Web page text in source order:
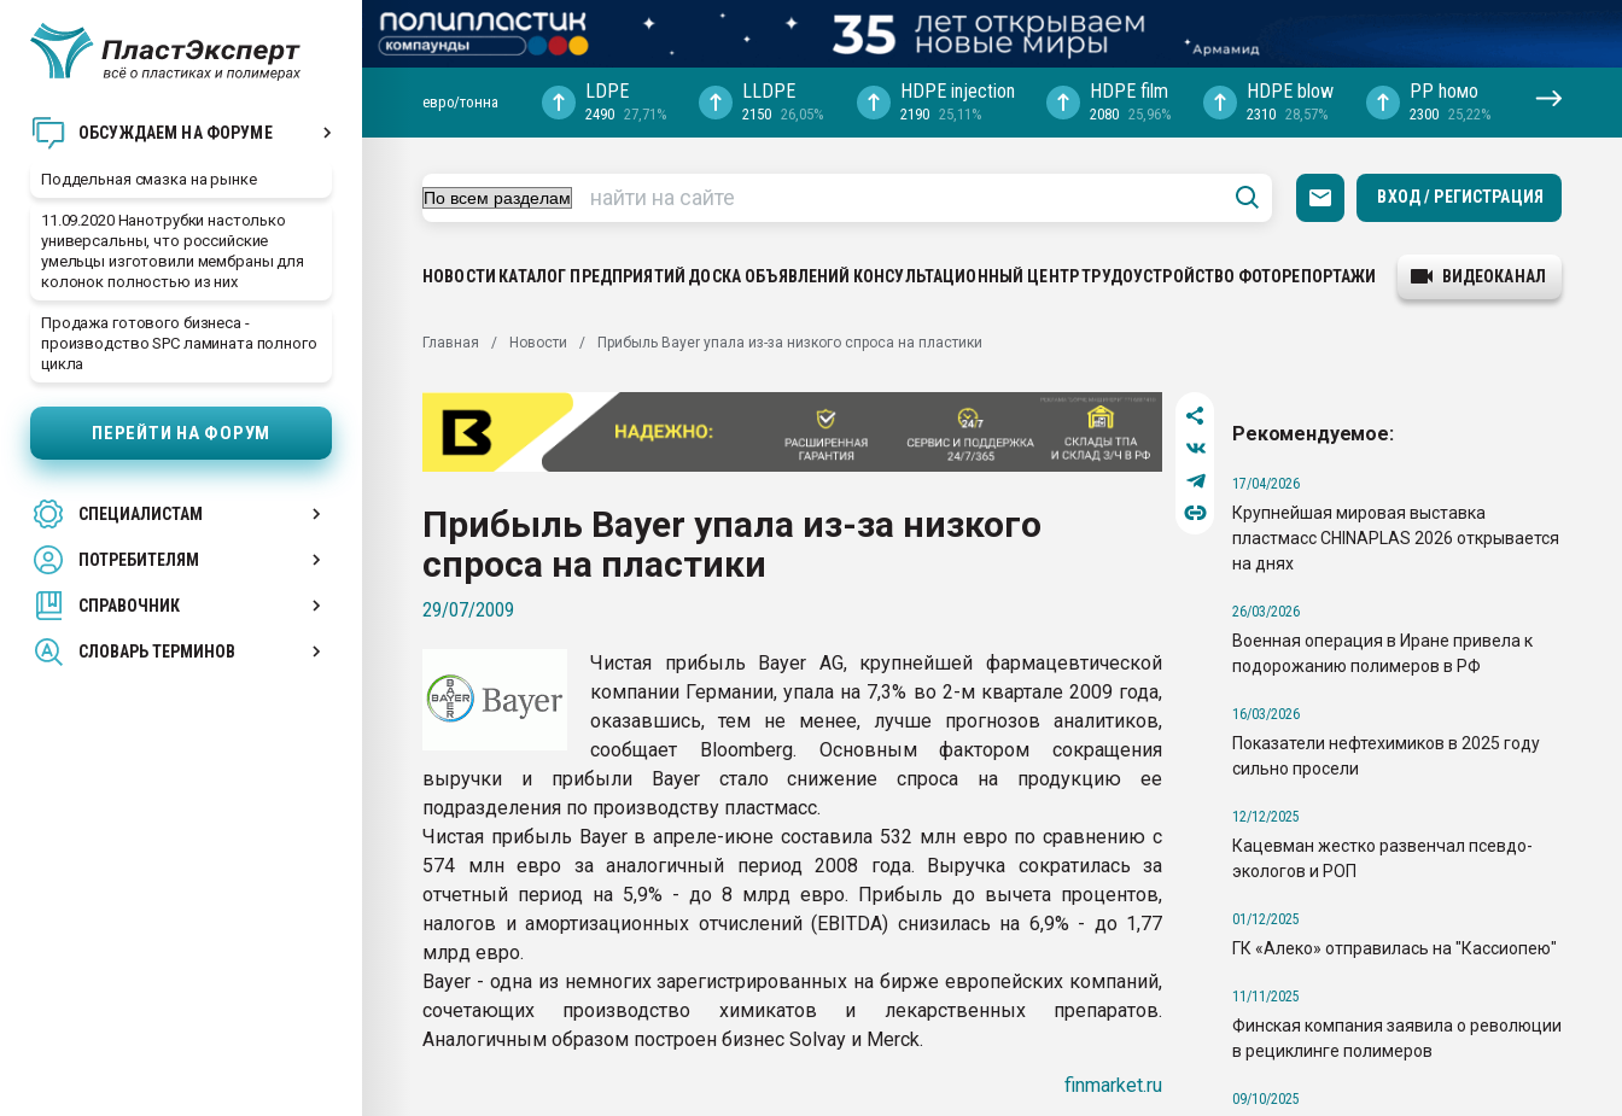
ОБСУЖДАЕМ НА ФОРУМЕ
Поддельная смазка на рынке
11.09.2020 Нанотрубки настолько
универсальны, что российские
умельцы изготовили мембраны для
колонок полностью из них
Продажа готового бизнеса -
производство SPC ламината полного
цикла
ПЕРЕЙТИ НА ФОРУМ
СПЕЦИАЛИСТАМ
ПОТРЕБИТЕЛЯМ
СПРАВОЧНИК
СЛОВАРЬ ТЕРМИНОВ
ближайшее подмосковье, с.-в.
Подмосковье, Москва
первый план в переработке
28.07.2026 "Технониколь" довольна
ситуацией на строительном рынке
Всё, что касается выдува ПЭТ
Материал поверхности пуансона для
Продам отходы Композиция
поликарбоната и АБС-пластика
Armaloy PC/ABS-1IM черный цвет
евро/тонна LDPE
2490 27,71%
LLDPE
2150 26,05%
HDPE injection
2190 25,11%
HDPE film
2080 25,96%
HDPE blow
2310 28,57%
PP hомо
2300 25,22%
ВХОД / РЕГИСТРАЦИЯ
НОВОСТИ КАТАЛОГ ПРЕДПРИЯТИЙ ДОСКА ОБЪЯВЛЕНИЙ КОНСУЛЬТАЦИОННЫЙ ЦЕНТРТРУДОУСТРОЙСТВО ФОТОРЕПОРТАЖИ ВИДЕОКАНАЛ
Главная Новости Прибыль Bayer упала из-за низкого спроса на пластики
Прибыль Bayer упала из-за низкого
спроса на пластики
29/07/2009
Чистая прибыль Bayer AG, крупнейшей фармацевтической
компании Германии, упала на 7,3% во 2-м квартале 2009 года,
оказавшись, тем не менее, лучше прогнозов аналитиков,
сообщает Bloomberg. Основным фактором сокращения
выручки и прибыли Bayer стало снижение спроса на продукцию ее
подразделения по производству пластмасс.
Чистая прибыль Bayer в апреле-июне составила 532 млн евро по сравнению с
574 млн евро за аналогичный период 2008 года. Выручка сократилась за
отчетный период на 5,9% - до 8 млрд евро. Прибыль до вычета процентов,
налогов и амортизационных отчислений (EBITDA) снизилась на 6,9% - до 1,77
млрд евро.
Bayer - одна из немногих зарегистрированных на бирже европейских компаний,
сочетающих производство химикатов и лекарственных препаратов.
Аналогичным образом построен бизнес Solvay и Merck.
finmarket.ru
Рекомендуемое:
17/04/2026
Крупнейшая мировая выставка
пластмасс CHINAPLAS 2026 открывается
на днях
26/03/2026
Военная операция в Иране привела к
подорожанию полимеров в РФ
16/03/2026
Показатели нефтехимиков в 2025 году
сильно просели
12/12/2025
Кацевман жестко развенчал псевдо-
экологов и РОП
01/12/2025
ГК «Алеко» отправилась на "Кассиопею"
11/11/2025
Финская компания заявила о революции
в рециклинге полимеров
09/10/2025